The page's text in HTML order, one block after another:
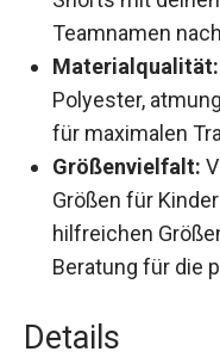
Logo und
Wünschen.
Materialqualität:
Polyester,
trocknend für
Leistung.
Größenvielfalt:
Größen für
hilfreichen